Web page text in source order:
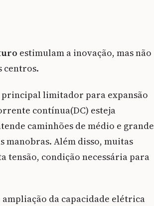
estimulam a inovação, mas não
centros.
principal limitador para expansão
contínua(DC) esteja
caminhões de médio e grande
manobras. Além disso, muitas
tensão, condição necessária para
da capacidade elétrica